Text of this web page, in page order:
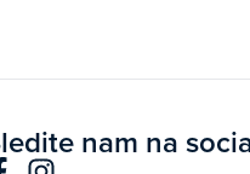
nam na